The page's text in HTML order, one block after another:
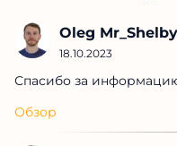
Oleg Mr_Shelby
18.10.2023
Спасибо за
Обзор